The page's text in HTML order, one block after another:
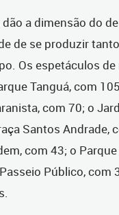
a dimensão do
de se produzir
Os espetáculos
Tanguá, com
com 70; o
Santos Andrade,
com 43; o
Público, com